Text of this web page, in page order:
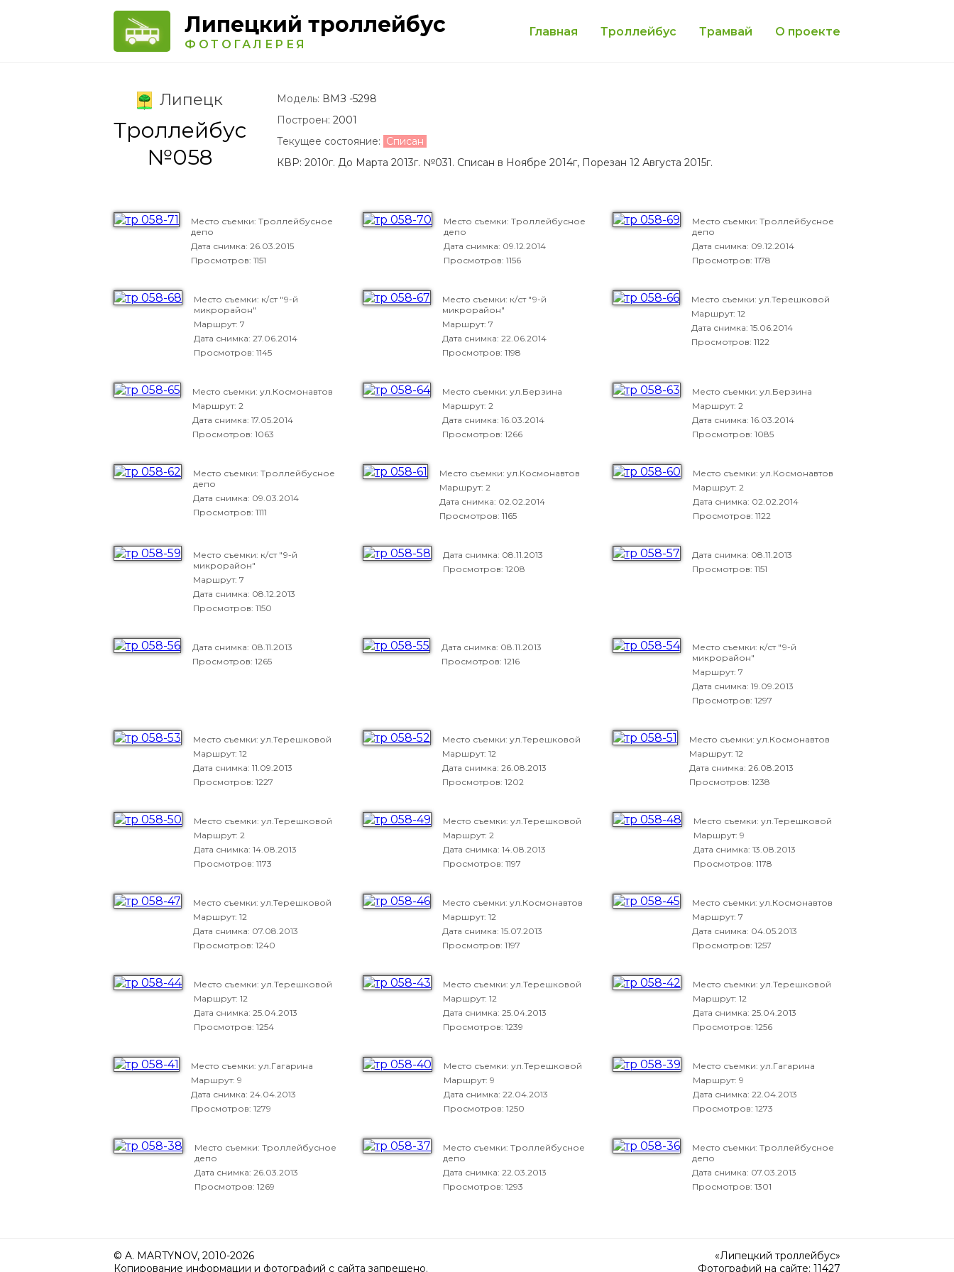
Липецкий троллейбус
ФОТОГАЛЕРЕЯ
Главная Троллейбус Трамвай О проекте
Липецк
Троллейбус
№058
Модель: ВМЗ -5298
Построен: 2001
Текущее состояние: Списан
КВР: 2010г. До Марта 2013г. №031. Списан в Ноябре 2014г, Порезан 12 Августа 2015г.
Место съемки: Троллейбусное
депо
Дата снимка: 26.03.2015
Просмотров: 1151
Место съемки: Троллейбусное
депо
Дата снимка: 09.12.2014
Просмотров: 1156
Место съемки: Троллейбусное
депо
Дата снимка: 09.12.2014
Просмотров: 1178
Место съемки: к/ст "9-й
микрорайон"
Маршрут: 7
Дата снимка: 27.06.2014
Просмотров: 1145
Место съемки: к/ст "9-й
микрорайон"
Маршрут: 7
Дата снимка:22.06.2014
Просмотров: 1198
Место съемки: ул.Терешковой
Маршрут: 12
Дата снимка: 15.06.2014
Просмотров: 1122
Место съемки: ул.Космонавтов
Маршрут: 2
Дата снимка: 17.05.2014
Просмотров: 1063
Место съемки: ул.Берзина
Маршрут: 2
Дата снимка:16.03.2014
Просмотров: 1266
Место съемки: ул.Берзина
Маршрут: 2
Дата снимка: 16.03.2014
Просмотров: 1085
Место съемки: Троллейбусное
депо
Дата снимка: 09.03.2014
Просмотров: 1111
Место съемки: ул.Космонавтов
Маршрут: 2
Дата снимка: 02.02.2014
Просмотров: 1165
Место съемки: ул.Космонавтов
Маршрут: 2
Дата снимка: 02.02.2014
Просмотров: 1122
Место съемки: к/ст "9-й
микрорайон"
Маршрут: 7
Дата снимка: 08.12.2013
Просмотров: 1150
Дата снимка: 08.11.2013
Просмотров: 1208
Дата снимка: 08.11.2013
Просмотров: 1151
Дата снимка: 08.11.2013
Просмотров: 1265
Дата снимка: 08.11.2013
Просмотров: 1216
Место съемки: к/ст "9-й
микрорайон"
Маршрут: 7
Дата снимка: 19.09.2013
Просмотров: 1297
Место съемки: ул.Терешковой
Маршрут: 12
Дата снимка: 11.09.2013
Просмотров: 1227
Место съемки: ул.Терешковой
Маршрут: 12
Дата снимка:26.08.2013
Просмотров: 1202
Место съемки: ул.Космонавтов
Маршрут: 12
Дата снимка: 26.08.2013
Просмотров: 1238
Место съемки: ул.Терешковой
Маршрут: 2
Дата снимка: 14.08.2013
Просмотров: 1173
Место съемки: ул.Терешковой
Маршрут: 2
Дата снимка:14.08.2013
Просмотров: 1197
Место съемки: ул.Терешковой
Маршрут: 9
Дата снимка: 13.08.2013
Просмотров: 1178
Место съемки: ул.Терешковой
Маршрут: 12
Дата снимка: 07.08.2013
Просмотров: 1240
Место съемки: ул.Космонавтов
Маршрут: 12
Дата снимка:15.07.2013
Просмотров: 1197
Место съемки: ул.Космонавтов
Маршрут: 7
Дата снимка: 04.05.2013
Просмотров: 1257
Место съемки: ул.Терешковой
Маршрут: 12
Дата снимка: 25.04.2013
Просмотров: 1254
Место съемки: ул.Терешковой
Маршрут: 12
Дата снимка:25.04.2013
Просмотров: 1239
Место съемки: ул.Терешковой
Маршрут: 12
Дата снимка: 25.04.2013
Просмотров: 1256
Место съемки: ул.Гагарина
Маршрут: 9
Дата снимка: 24.04.2013
Просмотров: 1279
Место съемки: ул.Терешковой
Маршрут: 9
Дата снимка:22.04.2013
Просмотров: 1250
Место съемки: ул.Гагарина
Маршрут: 9
Дата снимка: 22.04.2013
Просмотров: 1273
Место съемки: Троллейбусное
депо
Дата снимка: 26.03.2013
Просмотров: 1269
Место съемки: Троллейбусное
депо
Дата снимка:22.03.2013
Просмотров: 1293
Место съемки: Троллейбусное
депо
Дата снимка: 07.03.2013
Просмотров: 1301
© A. MARTYNOV, 2010-2026
Копирование информации и фотографий с сайта запрещено.
«Липецкий троллейбус»
Фотографий на сайте: 11427